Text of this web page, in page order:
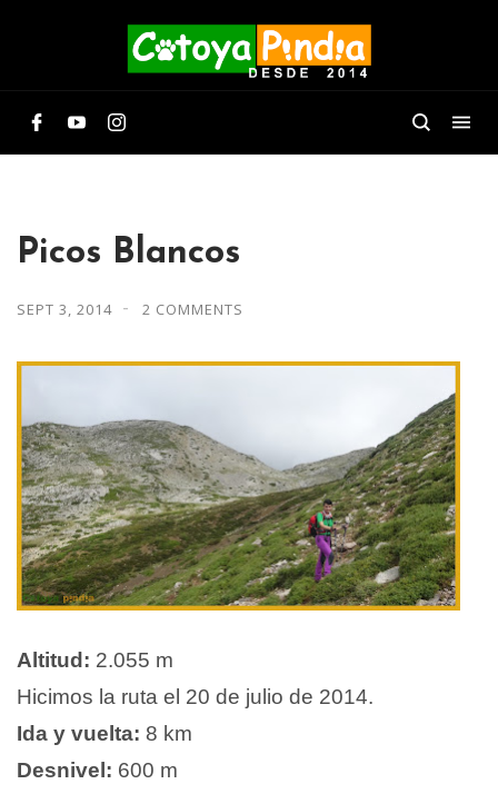
Picos Blancos
SEPT 3, 2014 2 COMMENTS
Altitud: 2.055 m
Hicimos la ruta el 20 de julio de 2014.
Ida y vuelta: 8 km
Desnivel: 600 m